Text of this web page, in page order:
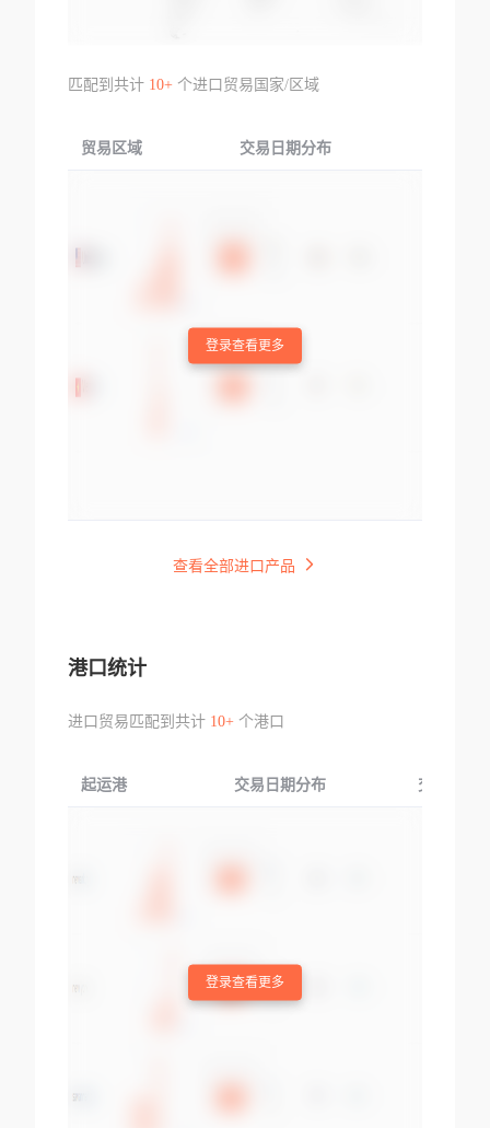
匹配到共计 10+个进口贸易国家/区域
贸易区域 交易日期分布
登录查看更多
查看全部进口产品
港口统计
进口贸易匹配到共计 10+个港口
起运港 交易日期分布 交易产品
登录查看更多